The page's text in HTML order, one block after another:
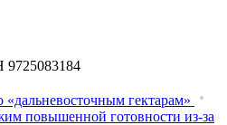
«дальневосточным гектарам»
повышенной готовности из‑за